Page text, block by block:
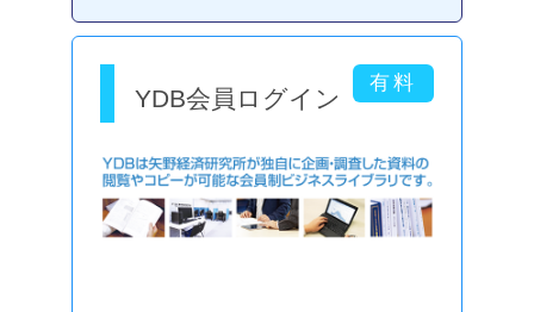
YDB会員ログイン